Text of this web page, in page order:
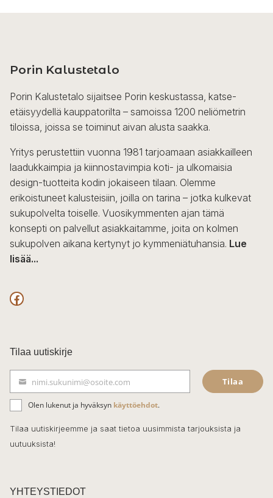
Porin Kalustetalo
Porin Kalustetalo sijaitsee Porin keskustassa, katse-
etäisyydellä kauppatorilta – samoissa 1200 neliömetrin
tiloissa, joissa se toiminut aivan alusta saakka.
Yritys perustettiin vuonna 1981 tarjoamaan asiakkailleen
laadukkaimpia ja kiinnostavimpia koti- ja ulkomaisia
design-tuotteita kodin jokaiseen tilaan. Olemme
erikoistuneet kalusteisiin, joilla on tarina – jotka kulkevat
sukupolvelta toiselle. Vuosikymmenten ajan tämä
konsepti on palvellut asiakkaitamme, joita on kolmen
sukupolven aikana kertynyt jo kymmeniätuhansia. Lue
lisää...
F
c
e
b
o
o
k
Tilaa uutiskirje
ä
h
k
t
nimi.sukunimi@osoite.com Tilaa
Olen lukenut ja hyväksyn käyttöehdot.
Tilaa uutiskirjeemme ja saat tietoa uusimmista tarjouksista ja
uutuuksista!
YHTEYSTIEDOT